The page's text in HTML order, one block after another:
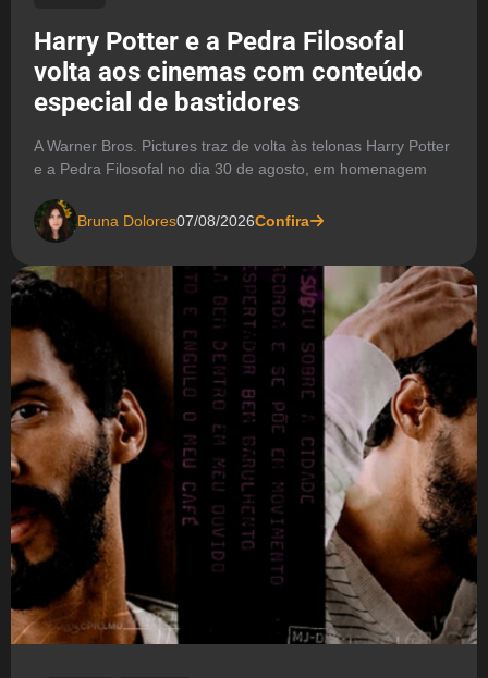
Harry Potter e a Pedra Filosofal
volta aos cinemas com conteúdo
especial de bastidores
A Warner Bros. Pictures traz de volta às telonas Harry Potter
e a Pedra Filosofal no dia 30 de agosto, em homenagem
Bruna Dolores07/08/2026Confira